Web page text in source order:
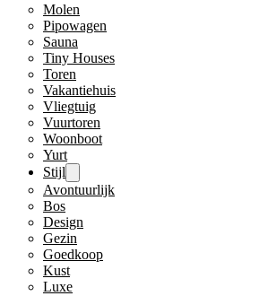
Molen
Pipowagen
Sauna
Tiny Houses
Toren
Vakantiehuis
Vliegtuig
Vuurtoren
Woonboot
Yurt
Stijl
Avontuurlijk
Bos
Design
Gezin
Goedkoop
Kust
Luxe